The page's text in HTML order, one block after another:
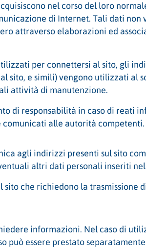
nel corso del loro
di Internet. Tali dati non
attraverso elaborazioni ed
per connettersi al sito, gli
sito, e simili) vengono utilizzati al
attività di manutenzione.
di responsabilità in caso di reati
comunicati alle autorità competenti.
agli indirizzi presenti sul sito
altri dati personali inseriti nel
che richiedono la trasmissione
informazioni. Nel caso di
può essere prestato